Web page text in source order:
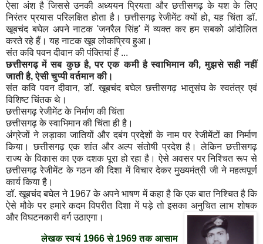
ऐसा अंश है जिससे उनकी अध्ययन प्रियता और छत्तीसगढ़ के यश के लिए
निरंतर प्रयास परिलक्षित होता है। छत्तीसगढ़ रेजीमेंट क्यों हो, यह चिंता डॉ.
खूबचंद बघेल अपने नाटक 'जनरैल सिंह' में व्यक्त कर हम सबको आंदोलित
करते रहे हैं। यह नाटक खूब लोकप्रिय हुआ।
संत कवि पवन दीवान की पंक्तियां हैं ...
छत्तीसगढ़ में सब कुछ है, पर एक कमी है स्वाभिमान की, मुझसे सही नहीं
जाती है, ऐसी चुप्पी वर्तमान की।
संत कवि पवन दीवान, डॉ. खूबचंद बघेल छत्तीसगढ़ भातृसंघ के स्वतंत्र एवं
विशिष्ट चिंतक थे।
छत्तीसगढ़ रेजीमेंट के निर्माण की चिंता
छत्तीसगढ़ के स्वाभिमान की चिंता ही है।
अंग्रेजों ने लड़ाका जातियों और दबंग प्रदेशों के नाम पर रेजीमेंटों का निर्माण
किया। छत्तीसगढ़ एक शांत और अल्प संतोषी प्रदेश है। लेकिन छत्तीसगढ़
राज्य के विकास का एक दशक पूरा हो रहा है। ऐसे अवसर पर निश्चित रूप से
छत्तीसगढ़ रेजीमेंट के गठन की दिशा में विचार देकर मुख्यमंत्री जी ने महत्वपूर्ण
कार्य किया है।
डॉ. खूबचंद बघेल ने 1967 के अपने भाषण में कहा है कि एक बात निश्चित है कि
ऐसे मौके पर हमारे कदम विपरीत दिशा में पड़े तो इसका अनुचित लाभ शोषक
और विघटनकारी वर्ग उठाएगा।
लेखक स्वयं 1966 से 1969 तक आसाम